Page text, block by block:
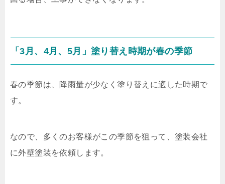
「3月、4月、5月」塗り替え時期が春の季節
春の季節は、降雨量が少なく塗り替えに適した時期で
す。
なので、多くのお客様がこの季節を狙って、塗装会社
に外壁塗装を依頼します。